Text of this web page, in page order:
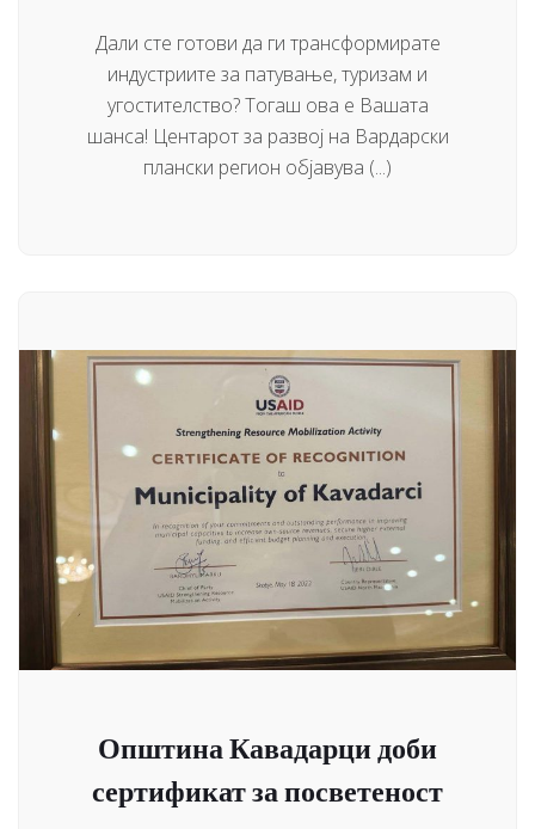
Дали сте готови да ги трансформирате
индустриите за патување, туризам и
угостителство? Тогаш ова е Вашата
шанса! Центарот за развој на Вардарски
плански регион објавува (...)
Општина Кавадарци доби
сертификат за посветеност